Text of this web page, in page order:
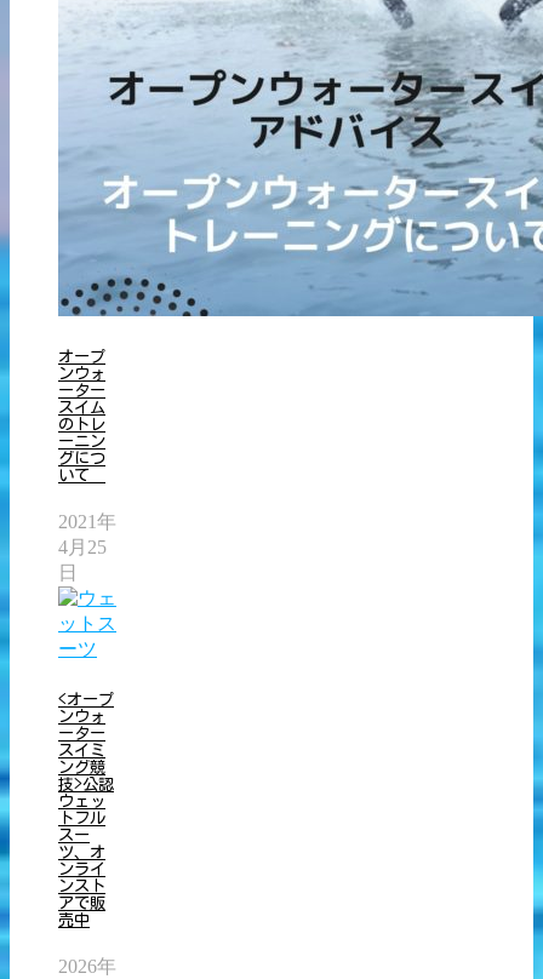
オープ
ンウォ
ーター
スイム
のトレ
ーニン
グにつ
いて
2021年
4月25
日
<オープ
ンウォ
ーター
スイミ
ング競
技>公認
ウェッ
トフル
スー
ツ、オ
ンライ
ンスト
アで販
売中
2026年